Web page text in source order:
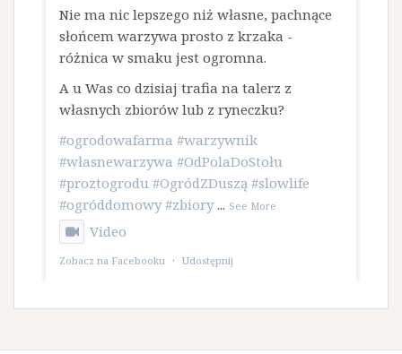
​Nie ma nic lepszego niż własne, pachnące
słońcem warzywa prosto z krzaka -
różnica w smaku jest ogromna.
A u Was co dzisiaj trafia na talerz z
własnych zbiorów lub z ryneczku?
#ogrodowafarma #warzywnik
#własnewarzywa #OdPolaDoStołu
#proztogrodu #OgródZDuszą #slowlife
#ogróddomowy #zbiory ... See More
Video
Zobacz na Facebooku · Udostępnij